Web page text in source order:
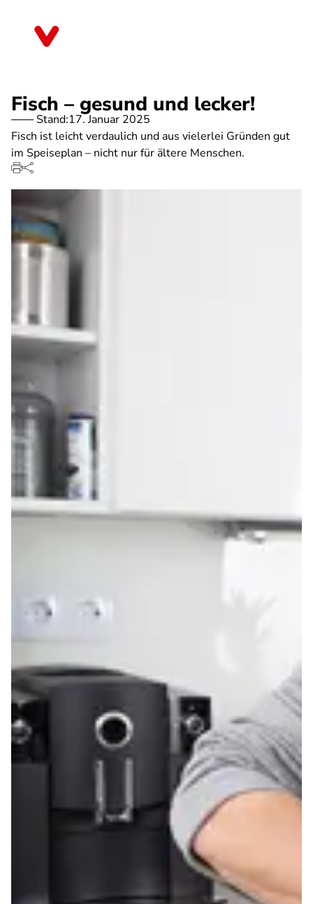
Fisch – gesund und lecker!
Stand:17. Januar 2025
Fisch ist leicht verdaulich und aus vielerlei Gründen gut
im Speiseplan – nicht nur für ältere Menschen.